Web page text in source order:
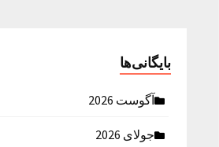
بایگانی‌ها
آگوست 2026
جولای 2026